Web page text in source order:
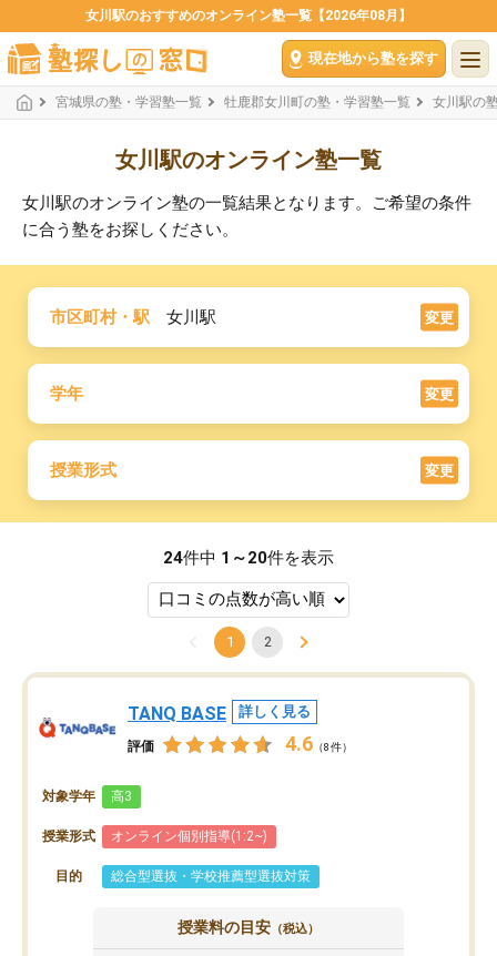
女川駅のおすすめのオンライン塾一覧【2026年08月】
現在地から塾を探す
宮城県の塾・学習塾一覧 牡鹿郡女川町の塾・学習塾一覧 女川駅の
女川駅のオンライン塾一覧
女川駅のオンライン塾の一覧結果となります。ご希望の条件
に合う塾をお探しください。
市区町村・駅 女川駅 変更
学年 変更
授業形式 変更
24件中 1～20件を表示
1 2
TANQ BASE 詳しく見る
評価 4.6 （8件）
対象学年 高3
授業形式 オンライン個別指導(1:2~)
目的 総合型選抜・学校推薦型選抜対策
授業料の目安 （税込）